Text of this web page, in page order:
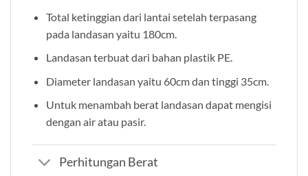
Total ketinggian dari lantai setelah terpasang
pada landasan yaitu 180cm.
Landasan terbuat dari bahan plastik PE.
Diameter landasan yaitu 60cm dan tinggi 35cm.
Untuk menambah berat landasan dapat mengisi
dengan air atau pasir.
Perhitungan Berat